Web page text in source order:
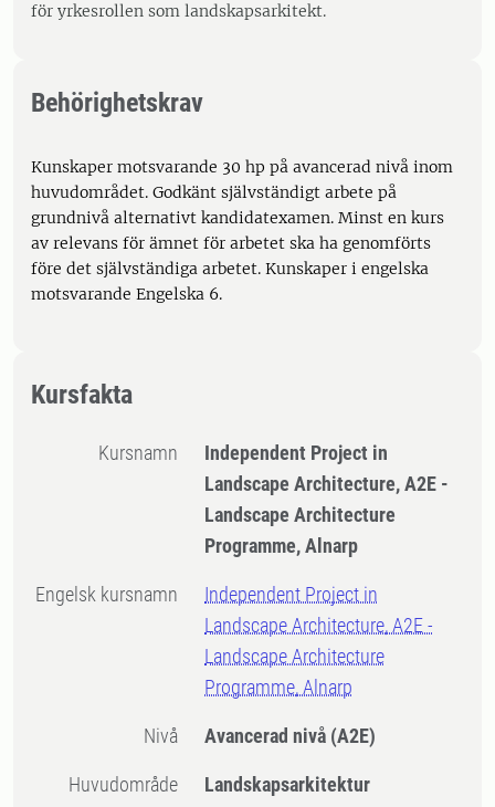
för yrkesrollen som landskapsarkitekt.
Behörighetskrav
Kunskaper motsvarande 30 hp på avancerad nivå inom
huvudområdet. Godkänt självständigt arbete på
grundnivå alternativt kandidatexamen. Minst en kurs
av relevans för ämnet för arbetet ska ha genomförts
före det självständiga arbetet. Kunskaper i engelska
motsvarande Engelska 6.
Kursfakta
Kursnamn
Independent Project in
Landscape Architecture, A2E -
Landscape Architecture
Programme, Alnarp
Engelsk kursnamn
Independent Project in
Landscape Architecture, A2E -
Landscape Architecture
Programme, Alnarp
Nivå Avancerad nivå (A2E)
Huvudområde Landskapsarkitektur